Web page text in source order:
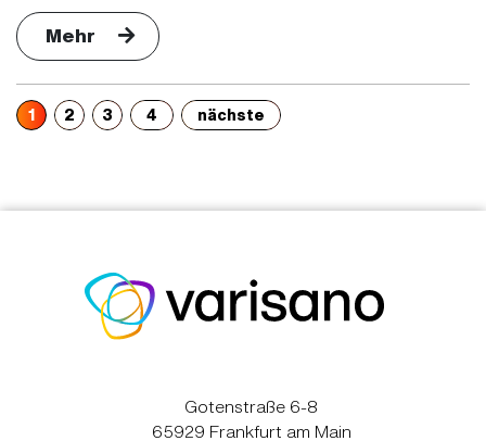
Mehr
1 2 3 4 nächste
Gotenstraße 6-8
65929 Frankfurt am Main